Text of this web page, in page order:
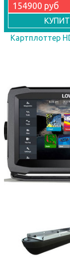
154900 руб
Картплоттер